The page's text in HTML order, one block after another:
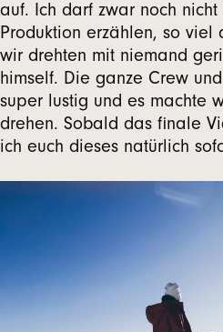
auf. Ich darf zwar noch
Produktion erzählen, so viel
wir drehten mit niemand
himself. Die ganze Crew
super lustig und es machte
drehen. Sobald das finale
ich euch dieses natürlich